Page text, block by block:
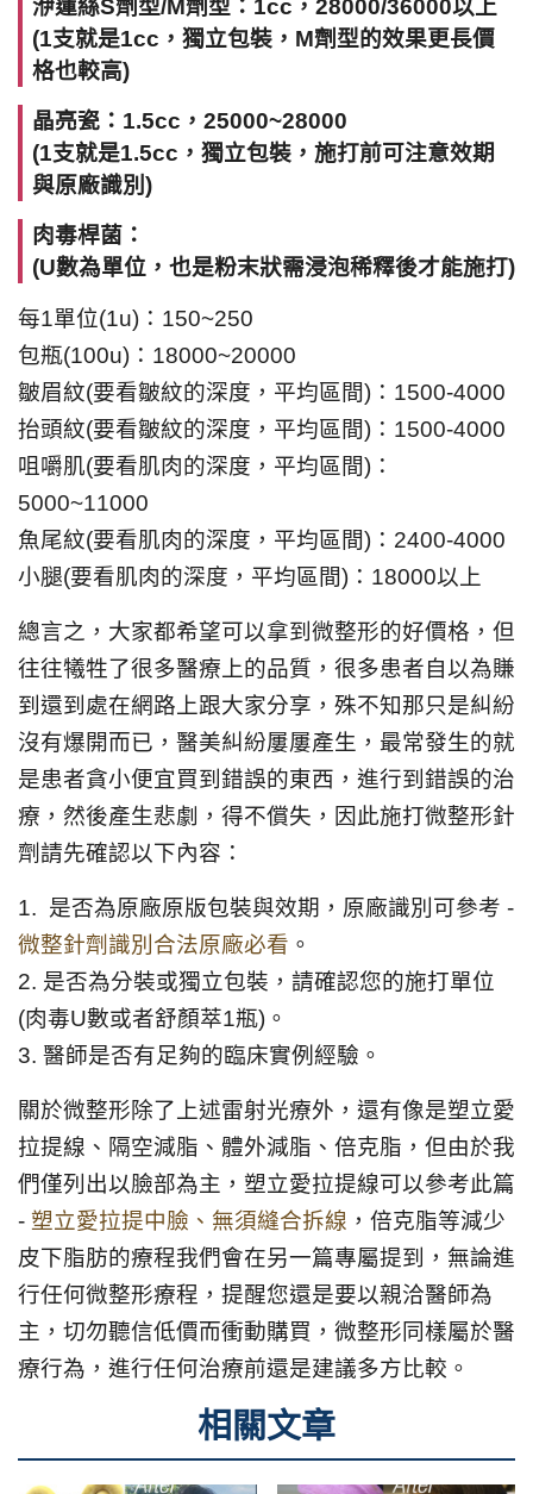
洢蓮絲S劑型/M劑型：1cc，28000/36000以上
(1支就是1cc，獨立包裝，M劑型的效果更長價
格也較高)
晶亮瓷：1.5cc，25000~28000
(1支就是1.5cc，獨立包裝，施打前可注意效期
與原廠識別)
肉毒桿菌：
(U數為單位，也是粉末狀需浸泡稀釋後才能施打)
每1單位(1u)：150~250
包瓶(100u)：18000~20000
皺眉紋(要看皺紋的深度，平均區間)：1500-4000
抬頭紋(要看皺紋的深度，平均區間)：1500-4000
咀嚼肌(要看肌肉的深度，平均區間)：
5000~11000
魚尾紋(要看肌肉的深度，平均區間)：2400-4000
小腿(要看肌肉的深度，平均區間)：18000以上
總言之，大家都希望可以拿到微整形的好價格，但
往往犧牲了很多醫療上的品質，很多患者自以為賺
到還到處在網路上跟大家分享，殊不知那只是糾紛
沒有爆開而已，醫美糾紛屢屢產生，最常發生的就
是患者貪小便宜買到錯誤的東西，進行到錯誤的治
療，然後產生悲劇，得不償失，因此施打微整形針
劑請先確認以下內容：
1. 是否為原廠原版包裝與效期，原廠識別可參考 -
微整針劑識別合法原廠必看 。
2. 是否為分裝或獨立包裝，請確認您的施打單位
(肉毒U數或者舒顏萃1瓶)。
3. 醫師是否有足夠的臨床實例經驗。
關於微整形除了上述雷射光療外，還有像是塑立愛
拉提線、隔空減脂、體外減脂、倍克脂，但由於我
們僅列出以臉部為主，塑立愛拉提線可以參考此篇
- 塑立愛拉提中臉、無須縫合拆線 ，倍克脂等減少
皮下脂肪的療程我們會在另一篇專屬提到，無論進
行任何微整形療程，提醒您還是要以親洽醫師為
主，切勿聽信低價而衝動購買，微整形同樣屬於醫
療行為，進行任何治療前還是建議多方比較。
相關文章